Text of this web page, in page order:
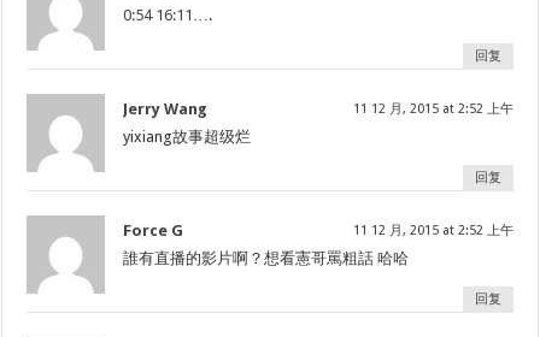
0:54 16:11 ….
回复
Jerry Wang 11 12 月, 2015 at 2:52 上午
yixiang故事超级烂
回复
Force G 11 12 月, 2015 at 2:52 上午
誰有直播的影片啊？想看憲哥罵粗話 哈哈
回复